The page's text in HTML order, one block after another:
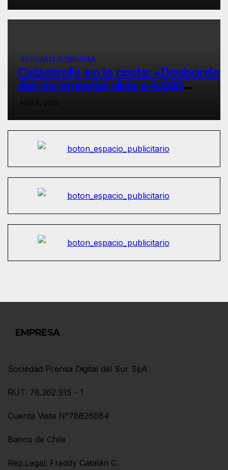
NOTICIAS DE ÚLTIMA HORA
Catástrofe en la costa: «Desborde
del río Imperial deja a 4.000
personas totalmente aisladas en
autos por temor a saqueos».
EMPRESA
Sociedad Prensa Digital del Sur SpA
RUT: 78.362.915 - 1
Cuenta Vista N°78626084
Banco de Chile
Rep.Legal: Freddy Catalán C.